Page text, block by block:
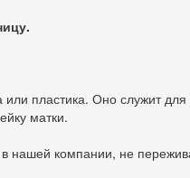
пластика. Оно служит
матки.
компании, не